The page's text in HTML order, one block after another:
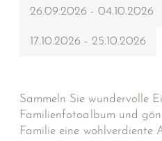
26.09.2026 - 04.10.2026
17.10.2026 - 25.10.2026
Sammeln Sie wundervolle
Familienfotoalbum und
Familie eine wohlverdiente